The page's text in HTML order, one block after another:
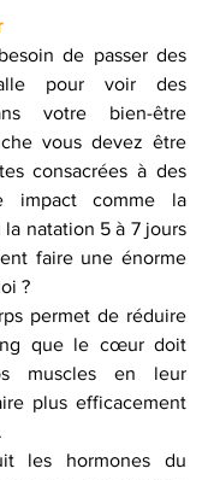
de passer des
pour voir des
votre bien-être
vous devez être
consacrées à des
impact comme la
natation 5 à 7 jours
faire une énorme
?
permet de réduire
que le cœur doit
muscles en leur
plus efficacement
les hormones du